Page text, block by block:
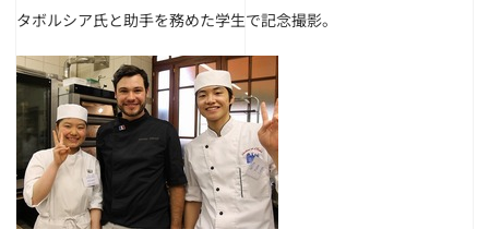
タボルシア氏と助手を務めた学生で記念撮影。